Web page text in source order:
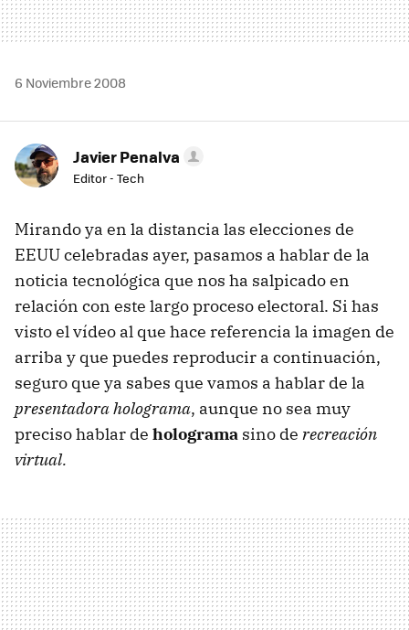
6 Noviembre 2008
Javier Penalva
Editor - Tech
Mirando ya en la distancia las elecciones de
EEUUcelebradas ayer, pasamos a hablar de la
noticia tecnológica que nos ha salpicado en
relación con este largo proceso electoral. Si has
visto el vídeo al que hace referencia la imagen de
arriba y que puedes reproducir a continuación,
seguro que ya sabes que vamos a hablar de la
presentadora holograma, aunque no sea muy
preciso hablar de holograma sino de recreación
virtual.